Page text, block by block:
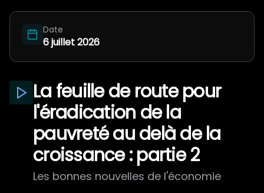
Date
6 juillet 2026
La feuille de route pour
l'éradication de la
pauvreté au delà de la
croissance : partie 2
Les bonnes nouvelles de l'économie